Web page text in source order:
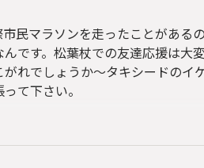
民マラソンを走ったことがある
です。松葉杖での友達応援は大
れでしょうか～タキシードのイ
て下さい。